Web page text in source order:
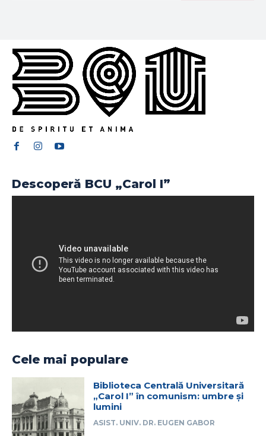
Descoperă BCU „Carol I”
Cele mai populare
Biblioteca Centrală Universitară
„Carol I” în comunism: umbre și
lumini
ASIST. UNIV. DR. EUGEN GABOR